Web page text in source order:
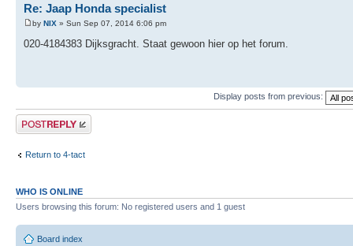
Re: Jaap Honda specialist
by NIX » Sun Sep 07, 2014 6:06 pm
020-4184383 Dijksgracht. Staat gewoon hier op het forum.
Display posts from previous:
Post a reply
Return to 4-tact
WHO IS ONLINE
Users browsing this forum: No registered users and 1 guest
Board index